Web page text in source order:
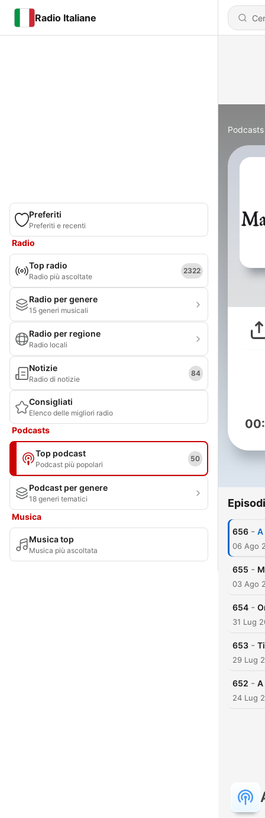
Radio Italiane
Preferiti
Preferiti e recenti
Radio
Top radio
Radio più ascoltate
2322
Radio per genere
15 generi musicali
Radio per regione
Radio locali
Notizie
Radio di notizie
84
Consigliati
Elenco delle migliori radio
Podcasts
Top podcast
Podcast più popolari
50
Podcast per genere
18 generi tematici
Musica
Musica top
Musica più ascoltata
Podcasts
Episodi
656 - A
06 Ago
655 -
03 Ago
654 -
31 Lug
653 -
29 Lug
652 - A
24 Lug